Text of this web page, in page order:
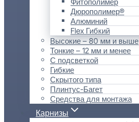
Дюрополимер®
Алюминий
Flex Гибкий
Высокие – 80 мм и выше
Тонкие – 12 мм и менее
С подсветкой
Гибкие
Скрытого типа
Плинтус-Багет
Средства для монтажа
Карнизы